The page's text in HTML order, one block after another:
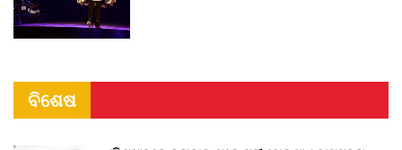
ବିଶେଷ